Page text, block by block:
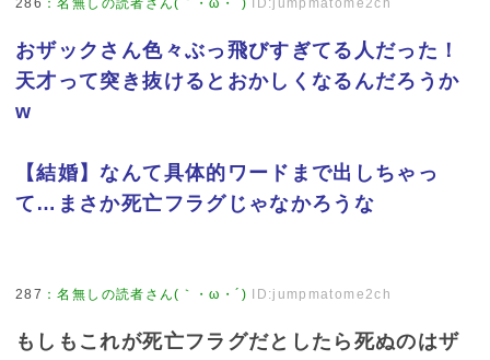
286 ：名無しの読者さん(｀・ω・´) ID:jumpmatome2ch
おザックさん色々ぶっ飛びすぎてる人だった！
天才って突き抜けるとおかしくなるんだろうか
w
【結婚】なんて具体的ワードまで出しちゃっ
て…まさか死亡フラグじゃなかろうな
287 ：名無しの読者さん(｀・ω・´) ID:jumpmatome2ch
もしもこれが死亡フラグだとしたら死ぬのはザ